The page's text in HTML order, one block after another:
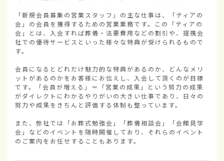
「新規会員募集の営業スタッフ」の主な仕事は、「ティアの
会」の会員を獲得するための営業業務です。この「ティアの
会」とは、入会すれば葬儀・法要費用などの割引や、提携会
社での優待サービスといった様々な特典が受けられるもので
す。
会員になるとどれだけ魅力的な特典があるのか、どんなメリ
ットがあるのかをお客様にお伝えし、入会して頂くのが目標
です。「会員が増える」＝「営業の成果」という努力の成果
がダイレクトにわかるやりがいの大きい仕事であり、日々の
努力や成果をきちんと評価する体制も整っています。
また、弊社では「お葬式勉強会」「葬儀相談会」「会館見学
会」などのイベントを随時開催しており、それらのイベント
のご案内をお任せすることもあります。